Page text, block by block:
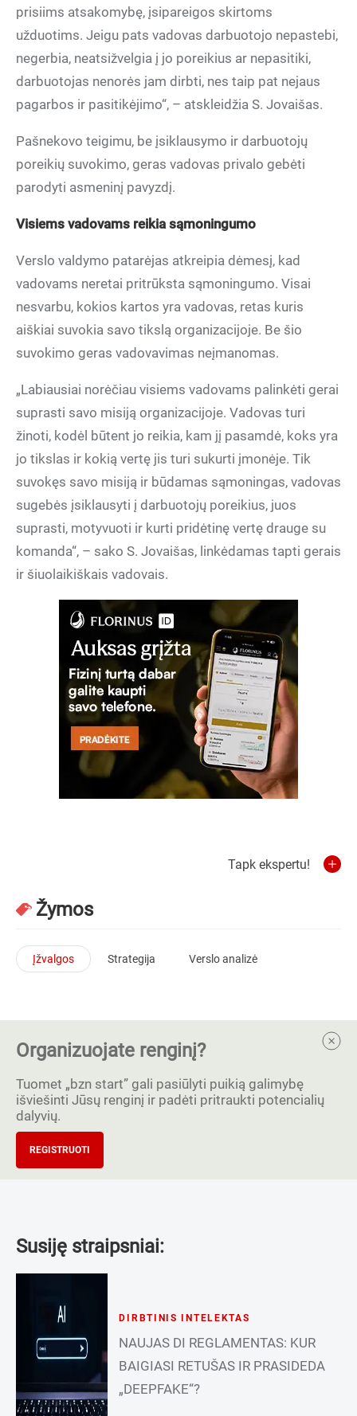
prisiims atsakomybę, įsipareigos skirtoms
užduotims. Jeigu pats vadovas darbuotojo nepastebi,
negerbia, neatsižvelgia į jo poreikius ar nepasitiki,
darbuotojas nenorės jam dirbti, nes taip pat nejaus
pagarbos ir pasitikėjimo“, – atskleidžia S. Jovaišas.
Pašnekovo teigimu, be įsiklausymo ir darbuotojų
poreikių suvokimo, geras vadovas privalo gebėti
parodyti asmeninį pavyzdį.
Visiems vadovams reikia sąmoningumo
Verslo valdymo patarėjas atkreipia dėmesį, kad
vadovams neretai pritrūksta sąmoningumo. Visai
nesvarbu, kokios kartos yra vadovas, retas kuris
aiškiai suvokia savo tikslą organizacijoje. Be šio
suvokimo geras vadovavimas neįmanomas.
„Labiausiai norėčiau visiems vadovams palinkėti gerai
suprasti savo misiją organizacijoje. Vadovas turi
žinoti, kodėl būtent jo reikia, kam jį pasamdė, koks yra
jo tikslas ir kokią vertę jis turi sukurti įmonėje. Tik
suvokęs savo misiją ir būdamas sąmoningas, vadovas
sugebės įsiklausyti į darbuotojų poreikius, juos
suprasti, motyvuoti ir kurti pridėtinę vertę drauge su
komanda“, – sako S. Jovaišas, linkėdamas tapti gerais
ir šiuolaikiškais vadovais.
Tapk ekspertu!
Žymos
Įžvalgos Strategija Verslo analizė
Organizuojate renginį?
Tuomet „bzn start” gali pasiūlyti puikią galimybę
išviešinti Jūsų renginį ir padėti pritraukti potencialių
dalyvių.
REGISTRUOTI
Susiję straipsniai:
DIRBTINIS INTELEKTAS
NAUJAS DI REGLAMENTAS: KUR
BAIGIASI RETUŠAS IR PRASIDEDA
„DEEPFAKE“?